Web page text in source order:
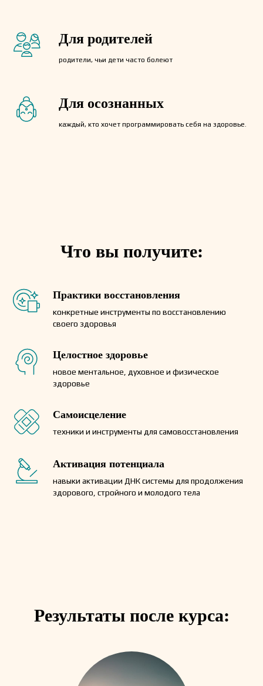
Для родителей
родители, чьи дети часто болеют
Для осознанных
каждый, кто хочет программировать себя на здоровье.
Что вы получите:
Практики восстановления
конкретные инструменты по восстановлению
своего здоровья
Целостное здоровье
новое ментальное, духовное и физическое
здоровье
Самоисцеление
техники и инструменты для самовосстановления
Активация потенциала
навыки активации ДНК системы для продолжения
здорового, стройного и молодого тела
Результаты после курса: